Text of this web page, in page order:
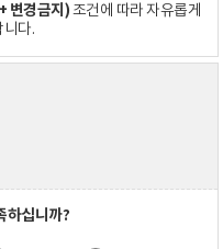
변경금지)조건에 따라 자유롭게
니다.
하십니까?